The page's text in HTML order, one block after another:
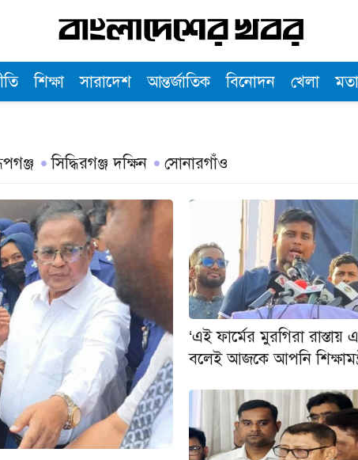
শিক্ষা সারাদেশ আন্তর্জাতিক বিনোদন খেলা
সিদ্ধিরগঞ্জ দক্ষিন সোনারগাঁও
‘এই ফার্মের মুরগিরা রাস্তায়
বলেই আজকে আপনি